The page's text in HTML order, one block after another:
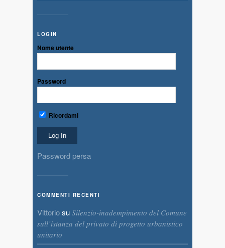
LOGIN
Nome utente
Password
Ricordami
Password persa
COMMENTI RECENTI
Vittoriosu Silenzio-inadempimento del Comune
sull’istanza del privato di progetto urbanistico
unitario